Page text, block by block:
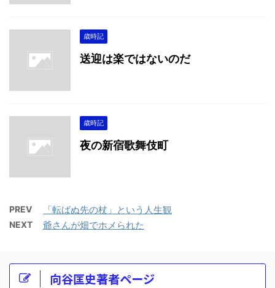
歳時記
送迎は楽ではないのだ
歳時記
夜の新宿歌舞伎町
PREV 「転ばぬ先の杖」という人生観
NEXT 爺さんが畑でホメられた
向谷匡史著者ページ